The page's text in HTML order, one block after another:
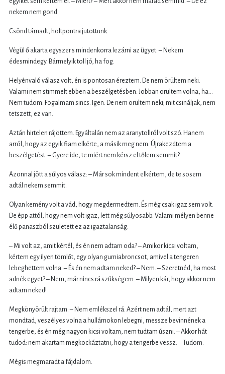
nekem nem gond.
Csönd támadt, holtpontra jutottunk.
Végül ő akarta egyszer s mindenkorra lezárni az ügyet: – Nekem
édesmindegy. Bármelyik toll jó, ha fog.
Helyénvaló válasz volt, én is pontosan éreztem. De nem örültem neki.
Valami nem stimmelt ebben a beszélgetésben. Jobban örültem volna, ha…
Nem tudom. Fogalmam sincs. Igen. De nem örültem neki; mit csináljak, nem
tetszett, ez van.
Aztán hirtelen rájöttem. Egyáltalán nem az aranytollról volt szó. Hanem
arról, hogy az egyik fiam elkérte, a másik meg nem. Újrakezdtem a
beszélgetést: – Gyere ide, te miért nem kérsz el tőlem semmit?
Azonnal jött a súlyos válasz: – Már sok mindent elkértem, de te sosem
adtál nekem semmit.
Olyan kemény volt a vád, hogy megdermedtem. És még csak igaz sem volt.
De épp attól, hogy nem volt igaz, lett még súlyosabb. Valami mélyen benne
élő panaszból született ez az igaztalanság.
– Mi volt az, amit kértél, és én nem adtam oda? – Amikor kicsi voltam,
kértem egy ilyen tömlőt, egy olyan gumiabroncsot, amivel a tengeren
lebeghettem volna. – És én nem adtam neked? – Nem. – Szeretnéd, ha most
adnék egyet? – Nem, már nincs rá szükségem. – Milyen kár, hogy akkor nem
adtam neked!
Megkönyörült rajtam: – Nem emlékszel rá. Azért nem adtál, mert azt
mondtad, veszélyes volna a hullámokon lebegni, messze bevinnének a
tengerbe, és én még nagyon kicsi voltam, nem tudtam úszni. – Akkor hát
tudod: nem akartam megkockáztatni, hogy a tengerbe vessz. – Tudom.
Mégis megmaradt a fájdalom.